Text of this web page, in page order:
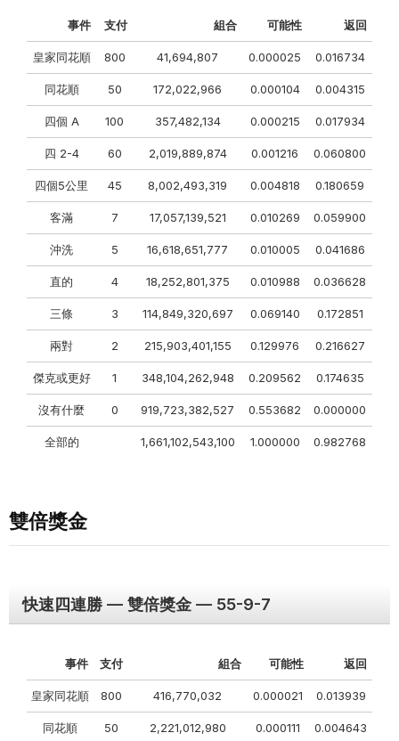
事件 支付 組合 可能性 返回
皇家同花順 800 41,694,807 0.000025 0.016734
同花順 50 172,022,966 0.000104 0.004315
四個 A 100 357,482,134 0.000215 0.017934
四 2-4 60 2,019,889,874 0.001216 0.060800
四個5公里 45 8,002,493,319 0.004818 0.180659
客滿 7 17,057,139,521 0.010269 0.059900
沖洗 5 16,618,651,777 0.010005 0.041686
直的 4 18,252,801,375 0.010988 0.036628
三條 3 114,849,320,697 0.069140 0.172851
兩對 2 215,903,401,155 0.129976 0.216627
傑克或更好 1 348,104,262,948 0.209562 0.174635
沒有什麼 0 919,723,382,527 0.553682 0.000000
全部的 1,661,102,543,100 1.000000 0.982768
雙倍獎金
快速四連勝 — 雙倍獎金 — 55-9-7
事件 支付 組合 可能性 返回
皇家同花順 800 416,770,032 0.000021 0.013939
同花順 50 2,221,012,980 0.000111 0.004643